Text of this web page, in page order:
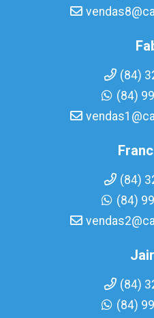
(84)
(84)
(84)
(84)
(84)
(84)